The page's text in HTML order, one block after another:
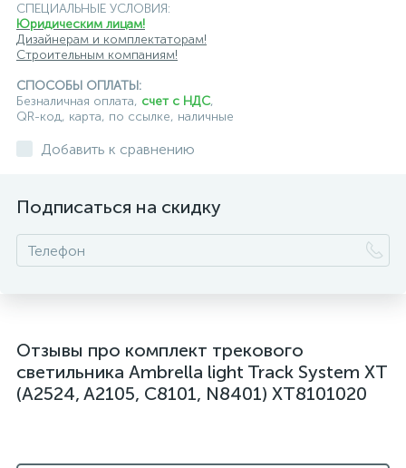
СПЕЦИАЛЬНЫЕ УСЛОВИЯ:
Юридическим лицам!
Дизайнерам и комплектаторам!
Строительным компаниям!
СПОСОБЫ ОПЛАТЫ:
Безналичная оплата, счет с НДС,
QR-код, карта, по ссылке, наличные
Добавить к сравнению
Подписаться на скидку
Отзывы про комплект трекового
светильника Ambrella light Track System XT
(A2524, A2105, C8101, N8401) XT8101020